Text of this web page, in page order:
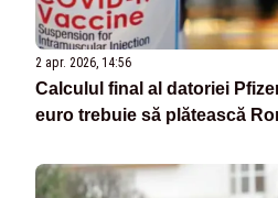
2 apr. 2026, 14:56
Calculul final al datoriei
euro trebuie să plătească